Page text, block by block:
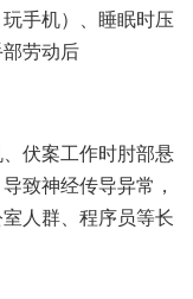
伏案工作时肘部悬
致神经传导异常，
人群、程序员等长